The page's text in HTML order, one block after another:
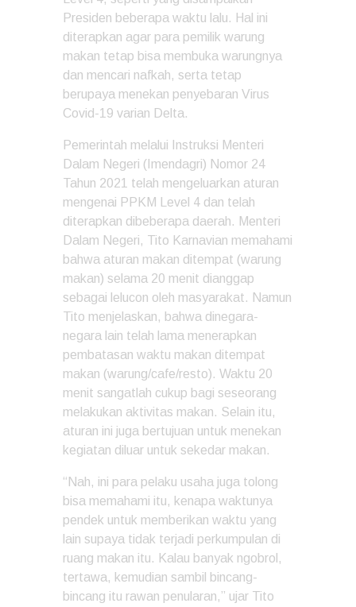
Presiden beberapa waktu lalu. Hal ini
diterapkan agar para pemilik warung
makan tetap bisa membuka warungnya
dan mencari nafkah, serta tetap
berupaya menekan penyebaran Virus
Covid-19 varian Delta.
Pemerintah melalui Instruksi Menteri
Dalam Negeri (Imendagri) Nomor 24
Tahun 2021 telah mengeluarkan aturan
mengenai PPKM Level 4 dan telah
diterapkan dibeberapa daerah. Menteri
Dalam Negeri, Tito Karnavian memahami
bahwa aturan makan ditempat (warung
makan) selama 20 menit dianggap
sebagai lelucon oleh masyarakat. Namun
Tito menjelaskan, bahwa dinegara-
negara lain telah lama menerapkan
pembatasan waktu makan ditempat
makan (warung/cafe/resto). Waktu 20
menit sangatlah cukup bagi seseorang
melakukan aktivitas makan. Selain itu,
aturan ini juga bertujuan untuk menekan
kegiatan diluar untuk sekedar makan.
“Nah, ini para pelaku usaha juga tolong
bisa memahami itu, kenapa waktunya
pendek untuk memberikan waktu yang
lain supaya tidak terjadi perkumpulan di
ruang makan itu. Kalau banyak ngobrol,
tertawa, kemudian sambil bincang-
bincang itu rawan penularan,” ujar Tito